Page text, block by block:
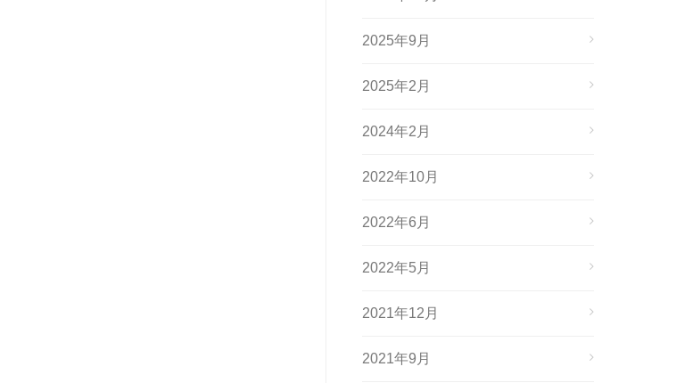
2025年9月
2025年2月
2024年2月
2022年10月
2022年6月
2022年5月
2021年12月
2021年9月